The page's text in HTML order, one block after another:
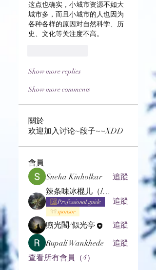
这点也确实，小城市资源不如大
城市多，而且小城市的人也因为
各种各样的原因对自然科学、历
史、文化等关注度不高。
Show more replies
Show more comments
關於
欢迎加入讨论~段子~~XDD
會員
Sneha Kinholkar
追蹤
辣条味冰棍儿（lof别玩了要氪金的）
Professional guide
sponsor
追蹤
煦光閣/似光亭
追蹤
Rupali Wankhede
追蹤
查看所有會員（4）